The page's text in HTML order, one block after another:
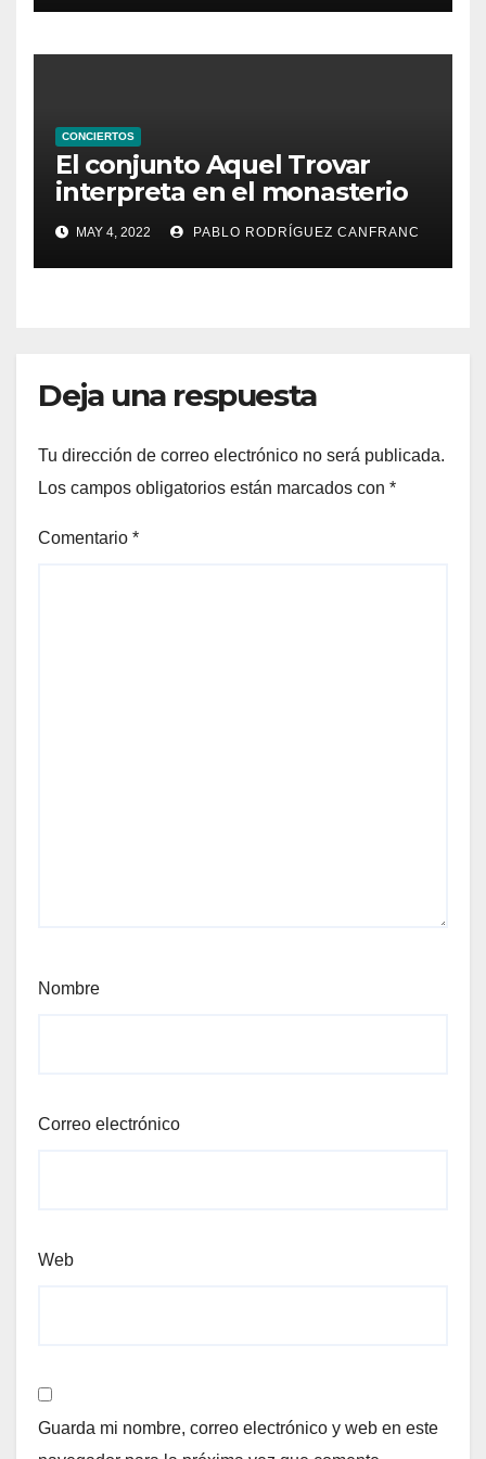
CONCIERTOS
El conjunto Aquel Trovar
interpreta en el monasterio
de Santa María de la
Valldigna las cantigas de
Alfonso X el Sabio
MAY 4, 2022 PABLO RODRÍGUEZ CANFRANC
Deja una respuesta
Tu dirección de correo electrónico no será publicada.
Los campos obligatorios están marcados con *
Comentario *
Nombre
Correo electrónico
Web
Guarda mi nombre, correo electrónico y web en este